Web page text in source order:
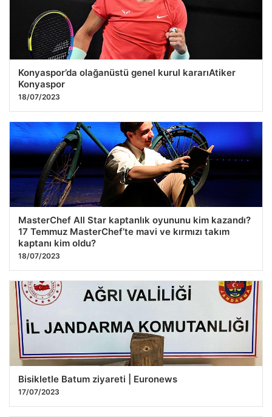
Konyaspor’da olağanüstü genel kurul kararıAtiker
Konyaspor
18/07/2023
MasterChef All Star kaptanlık oyununu kim kazandı?
17 Temmuz MasterChef’te mavi ve kırmızı takım
kaptanı kim oldu?
18/07/2023
Bisikletle Batum ziyareti | Euronews
17/07/2023